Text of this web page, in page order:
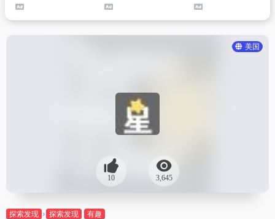
美国
10 3,645
探索发现 探索发现 有趣